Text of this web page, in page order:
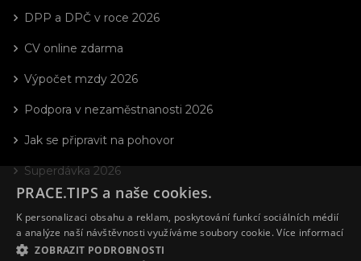
DPP a DPČ v roce 2026
CV online zdarma
Výpočet mzdy 2026
Podpora v nezaměstnanosti 2026
Jak se připravit na pohovor
Superdávka 2026
PRACE.TIPS a naše cookies.
K personalizaci obsahu a reklam, poskytování funkcí sociálních médií
a analýze naší návštěvnosti využíváme soubory cookie.Více informací
ZOBRAZIT PODROBNOSTI